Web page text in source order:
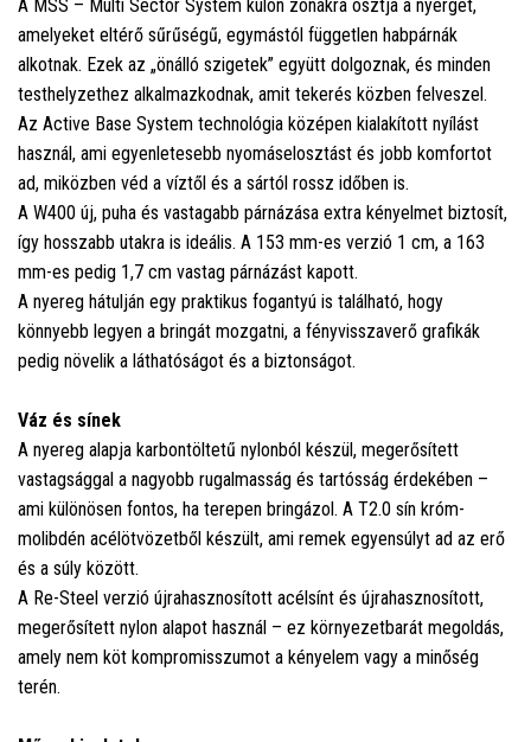
A MSS – Multi Sector System külön zónákra osztja a nyerget,
amelyeket eltérő sűrűségű, egymástól független habpárnák
alkotnak. Ezek az „önálló szigetek” együtt dolgoznak, és minden
testhelyzethez alkalmazkodnak, amit tekerés közben felveszel.
Az Active Base System technológia középen kialakított nyílást
használ, ami egyenletesebb nyomáselosztást és jobb komfortot
ad, miközben véd a víztől és a sártól rossz időben is.
A W400 új, puha és vastagabb párnázása extra kényelmet biztosít,
így hosszabb utakra is ideális. A 153 mm-es verzió 1 cm, a 163
mm-es pedig 1,7 cm vastag párnázást kapott.
A nyereg hátulján egy praktikus fogantyú is található, hogy
könnyebb legyen a bringát mozgatni, a fényvisszaverő grafikák
pedig növelik a láthatóságot és a biztonságot.
Váz és sínek
A nyereg alapja karbontöltetű nylonból készül, megerősített
vastagsággal a nagyobb rugalmasság és tartósság érdekében –
ami különösen fontos, ha terepen bringázol. A T2.0 sín króm-
molibdén acélötvözetből készült, ami remek egyensúlyt ad az erő
és a súly között.
A Re-Steel verzió újrahasznosított acélsínt és újrahasznosított,
megerősített nylon alapot használ – ez környezetbarát megoldás,
amely nem köt kompromisszumot a kényelem vagy a minőség
terén.